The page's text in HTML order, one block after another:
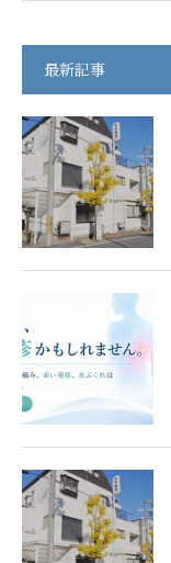
最新記事